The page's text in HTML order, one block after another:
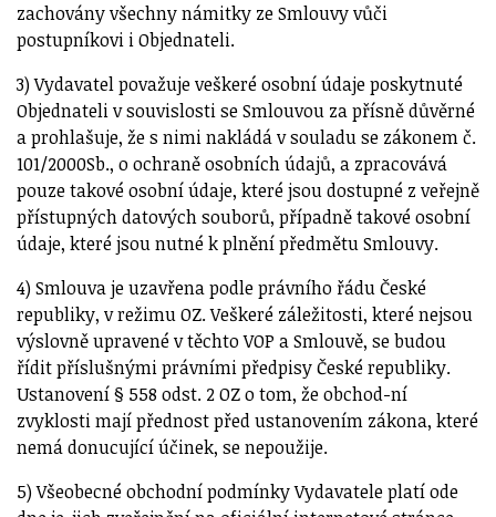
zachovány všechny námitky ze Smlouvy vůči
postupníkovi i Objednateli.
3) Vydavatel považuje veškeré osobní údaje poskytnuté
Objednateli v souvislosti se Smlouvou za přísně důvěrné
a prohlašuje, že s nimi nakládá v souladu se zákonem č.
101/2000Sb., o ochraně osobních údajů, a zpracovává
pouze takové osobní údaje, které jsou dostupné z veřejně
přístupných datových souborů, případně takové osobní
údaje, které jsou nutné k plnění předmětu Smlouvy.
4) Smlouva je uzavřena podle právního řádu České
republiky, v režimu OZ. Veškeré záležitosti, které nejsou
výslovně upravené v těchto VOP a Smlouvě, se budou
řídit příslušnými právními předpisy České republiky.
Ustanovení § 558 odst. 2 OZ o tom, že obchod-ní
zvyklosti mají přednost před ustanovením zákona, které
nemá donucující účinek, se nepoužije.
5) Všeobecné obchodní podmínky Vydavatele platí ode